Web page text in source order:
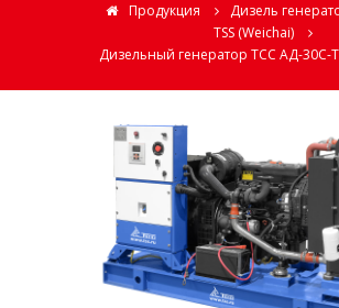
Продукция
Дизель
TSS (Weichai)
Дизельный генератор ТСС АД-30С-